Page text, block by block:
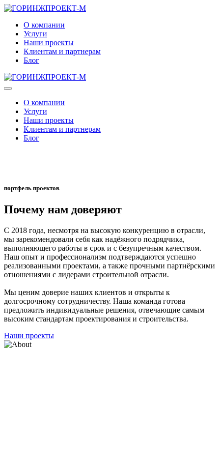
О компании
Услуги
Наши проекты
Клиентам и партнерам
Блог
О компании
Услуги
Наши проекты
Клиентам и партнерам
Блог
портфель проектов
Почему нам доверяют
C 2018 года, несмотря на высокую конкуренцию в отрасли,
мы зарекомендовали себя как надёжного подрядчика,
выполняющего работы в срок и с безупречным качеством.
Наш опыт и профессионализм подтверждаются успешно
реализованными проектами, а также прочными партнёрскими
отношениями с лидерами строительной отрасли.
Мы ценим доверие наших клиентов и открыты к
долгосрочному сотрудничеству. Наша команда готова
предложить индивидуальные решения, отвечающие самым
высоким стандартам проектирования и строительства.
Наши проекты